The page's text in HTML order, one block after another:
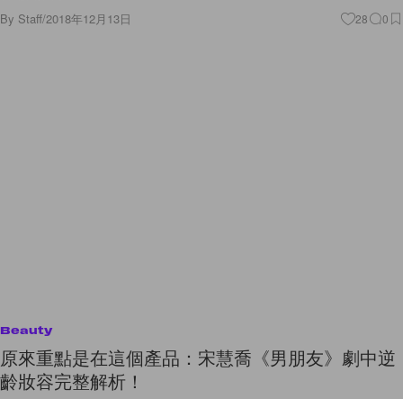
By Staff/2018年12月13日 28 0
Beauty
原來重點是在這個產品：宋慧喬《男朋友》劇中逆
齡妝容完整解析！